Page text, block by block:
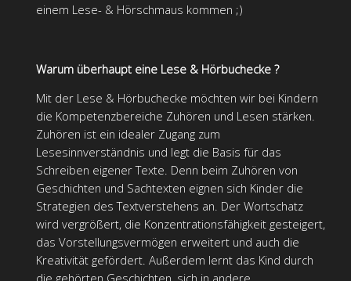
einem Lese- & Hörschmaus kommen ;)
Warum überhaupt eine Lese & Hörbuchecke ?
Mit der Lese & Hörbuchecke möchten wir bei Kindern
die Kompetenzbereiche Zuhören und Lesen stärken.
Zuhören ist ein idealer Zugang zum
Lesesinnverständnis und legt die Basis für das
Schreiben eigener Texte. Denn beim Zuhören von
Geschichten und Sachtexten eignen sich Kinder die
Strategien des Textverstehens an. Der Wortschatz
wird vergrößert, die Konzentrationsfähigkeit gesteigert,
das Vorstellungsvermögen erweitert und auch die
Kreativität gefördert. Außerdem lernt das Kind durch